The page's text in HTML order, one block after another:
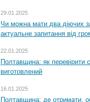
29.01.2025
Чи можна мати два діючих
актуальне запитання від
22.01.2025
Полтавщина: як перевірити
виготовлений
16.01.2025
Полтавщина: де отримати,